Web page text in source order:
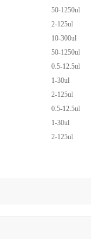
50-1250ul
2-125ul
10-300ul
50-1250ul
0.5-12.5ul
1-30ul
2-125ul
0.5-12.5ul
1-30ul
2-125ul